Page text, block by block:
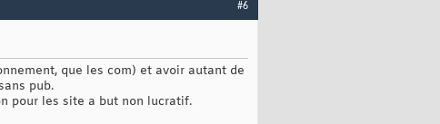
#6
que les com) et avoir autant de
pub.
pour les site a but non lucratif.